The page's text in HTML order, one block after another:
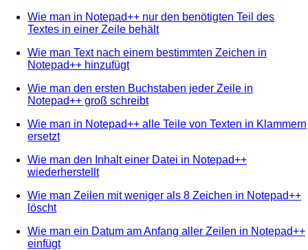
Wie man in Notepad++ nur den benötigten Teil des
Textes in einer Zeile behält
Wie man Text nach einem bestimmten Zeichen in
Notepad++ hinzufügt
Wie man den ersten Buchstaben jeder Zeile in
Notepad++ groß schreibt
Wie man in Notepad++ alle Teile von Texten in Klammern
ersetzt
Wie man den Inhalt einer Datei in Notepad++
wiederherstellt
Wie man Zeilen mit weniger als 8 Zeichen in Notepad++
löscht
Wie man ein Datum am Anfang aller Zeilen in Notepad++
einfügt